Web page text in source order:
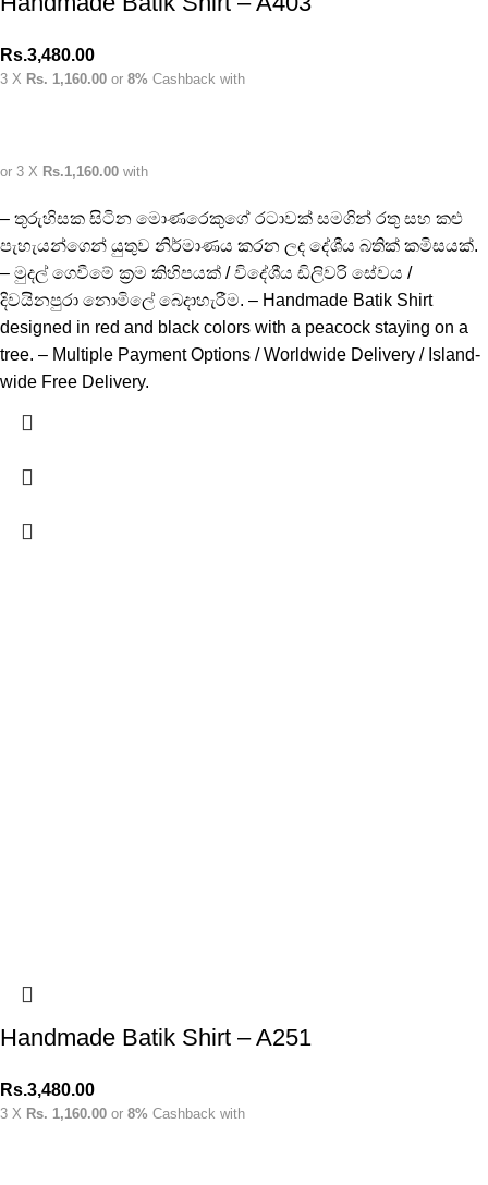
Rs.3,480.00
3 X Rs. 1,160.00 or 8% Cashback with
or 3 X Rs.1,160.00 with
– තුරුහිසක සිටින මොණරෙකුගේ රටාවක් සමගින් රතු සහ කළු
පැහැයන්ගෙන් යුතුව නිර්මාණය කරන ලද දේශීය බතික් කමිසයක්.
– මුදල් ගෙවීමේ ක්‍රම කිහිපයක් / විදේශීය ඩිලිවරි සේවය /
දිවයිනපුරා නොමිලේ බෙදාහැරීම. – Handmade Batik Shirt
designed in red and black colors with a peacock staying on a
tree. – Multiple Payment Options / Worldwide Delivery / Island-
wide Free Delivery.
Handmade Batik Shirt – A251
Rs.3,480.00
3 X Rs. 1,160.00 or 8% Cashback with